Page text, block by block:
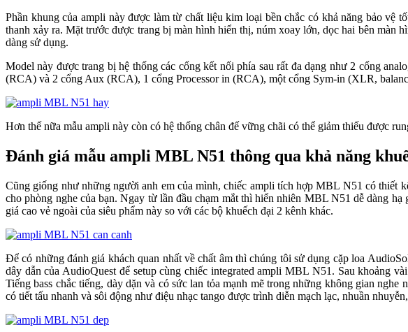
Phần khung của ampli này được làm từ chất liệu kim loại bền chắc có khả năng bảo vệ
thanh xảy ra. Mặt trước được trang bị màn hình hiển thị, núm xoay lớn, dọc hai bên
dàng sử dụng.
Model này được trang bị hệ thống các cổng kết nối phía sau rất đa dạng như 2 cổng
(RCA) và 2 cổng Aux (RCA), 1 cổng Processor in (RCA), một cổng Sym-in (XLR,
Hơn thế nữa mẫu ampli này còn có hệ thống chân đế vững chãi có thể giảm thiếu được
Đánh giá mẫu ampli MBL N51 thông qua khả năng
Cũng giống như những người anh em của mình, chiếc ampli tích hợp MBL N51 có thiết
cho phòng nghe của bạn. Ngay từ lần đầu chạm mắt thì hiển nhiên MBL N51 dễ dàng
giá cao vẻ ngoài của siêu phẩm này so với các bộ khuếch đại 2 kênh khác.
Để có những đánh giá khách quan nhất về chất âm thì chúng tôi sử dụng cặp loa
dây dẫn của AudioQuest để setup cùng chiếc integrated ampli MBL N51. Sau khoảng
Tiếng bass chắc tiếng, dày dặn và có sức lan tỏa mạnh mẽ trong những không gian
có tiết tấu nhanh và sôi động như điệu nhạc tango được trình diễn mạch lạc, nhuần